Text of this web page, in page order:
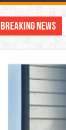
Breaking News